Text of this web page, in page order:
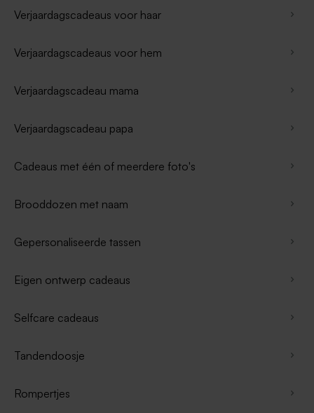
Verjaardagscadeaus voor haar
Verjaardagscadeaus voor hem
Verjaardagscadeau mama
Verjaardagscadeau papa
Cadeaus met één of meerdere foto's
Brooddozen met naam
Gepersonaliseerde tassen
Eigen ontwerp cadeaus
Selfcare cadeaus
Tandendoosje
Rompertjes